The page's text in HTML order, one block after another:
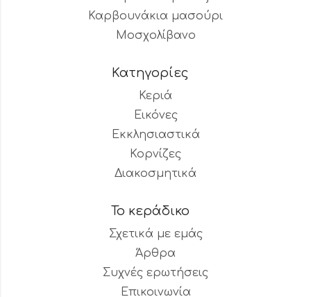
Καρβουνάκια μασούρι
Μοσχολίβανο
Κατηγορίες
Κεριά
Εικόνες
Εκκλησιαστικά
Κορνίζες
Διακοσμητικά
Το κεράδικο
Σχετικά με εμάς
Άρθρα
Συχνές ερωτήσεις
Επικοινωνία